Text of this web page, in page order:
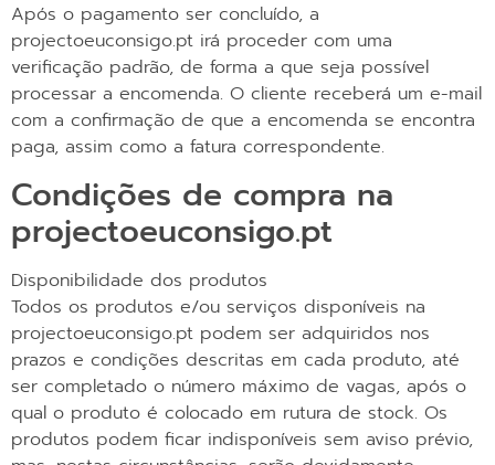
Após o pagamento ser concluído, a
projectoeuconsigo.pt irá proceder com uma
verificação padrão, de forma a que seja possível
processar a encomenda. O cliente receberá um e-mail
com a confirmação de que a encomenda se encontra
paga, assim como a fatura correspondente.
Condições de compra na
projectoeuconsigo.pt
Disponibilidade dos produtos
Todos os produtos e/ou serviços disponíveis na
projectoeuconsigo.pt podem ser adquiridos nos
prazos e condições descritas em cada produto, até
ser completado o número máximo de vagas, após o
qual o produto é colocado em rutura de stock. Os
produtos podem ficar indisponíveis sem aviso prévio,